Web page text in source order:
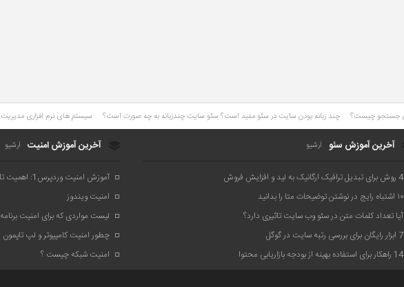
چند زبانه بودن سایت در سئو مفید است؟ سئو سایت چندزبانه به چه صورت است؟ سیستم های نرم افزاری
آخرین آموزش سئو آرشیو
4 روش برای تبدیل ترافیک ارگانیک به لید و افزایش فروش
۱۰ اشتباه رایج در نوشتن توضیحات متا را بدانید
آیا تعداد کلمات متن در سئو وب سایت تاثیری دارد؟
7 ابزار رایگان برای بررسی رتبه سایت در گوگل
14 راهکار برای استفاده بهینه از بودجه بازاریابی محتوا
آخرین آموزش امنیت آرشیو
آموزش امنیت وردپرس1: اهمیت تامین امنیت در وردپرس
امنیت ویندوز
لیست مواردی که برای امنیت برنامه PHP لازم است چک شود
چطور امنیت کامپیوتر و لپ
امنیت شبکه چیست ؟